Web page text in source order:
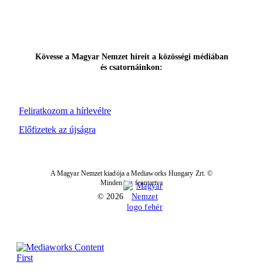
Feliratkozom a hírlevélre
Kövesse a Magyar Nemzet híreit a közösségi médiában
és csatornáinkon:
Előfizetek az újságra
A Magyar Nemzet kiadója a Mediaworks Hungary Zrt. ©
Minden jog fenntartva
© 2026